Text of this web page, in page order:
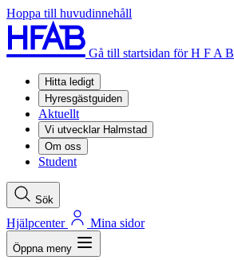
Hoppa till huvudinnehåll
Gå till startsidan för H F A B
Hitta ledigt
Hyresgästguiden
Aktuellt
Vi utvecklar Halmstad
Om oss
Student
Sök
Hjälpcenter Mina sidor
Öppna meny